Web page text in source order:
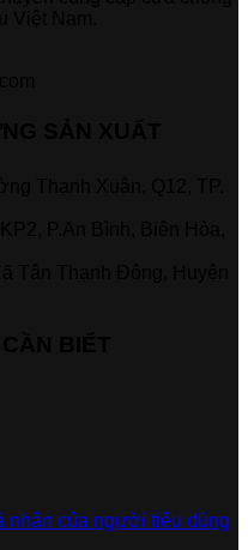
nhân của người tiêu dùng